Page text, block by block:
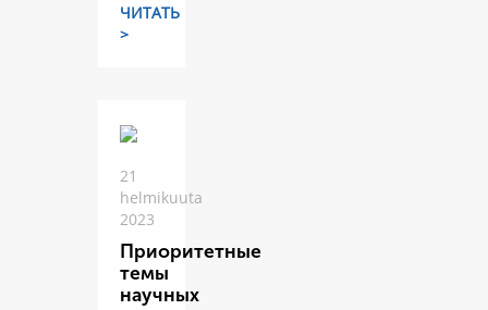
ЧИТАТЬ
>
21
helmikuuta
2023
Приоритетные
темы
научных